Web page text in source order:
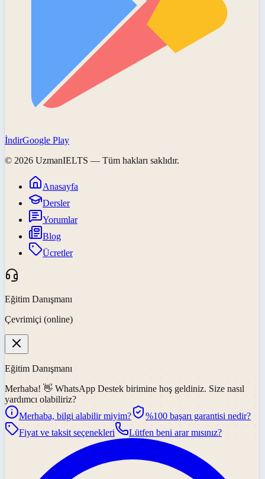
İndirGoogle Play
© 2026 UzmanIELTS — Tüm hakları saklıdır.
Anasayfa
Dersler
Yorumlar
Blog
Ücretler
Eğitim Danışmanı
Çevrimiçi (online)
Eğitim Danışmanı
Merhaba! 👋 WhatsApp Destek birimine hoş geldiniz. Size nasıl
yardımcı olabiliriz?
Merhaba, bilgi alabilir miyim?
%100 başarı garantisi nedir?
Fiyat ve taksit seçenekleri
Lütfen beni arar mısınız?